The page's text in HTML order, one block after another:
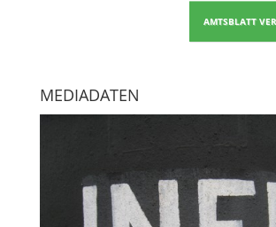
AMTSBLATT
MEDIADATEN